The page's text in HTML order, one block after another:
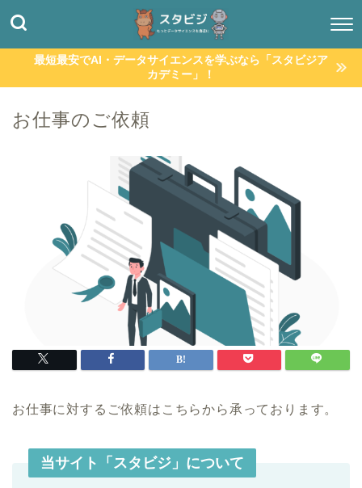
最短最安でAI・データサイエンスを学ぶなら「スタビジア
カデミー」！
お仕事のご依頼
お仕事に対するご依頼はこちらから承っております。
当サイト「スタビジ」について